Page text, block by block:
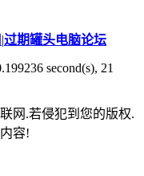
|过期罐头电脑论坛
second(s), 21
网.若侵犯到您的版权.
容!